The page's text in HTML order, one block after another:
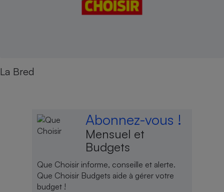
La Bred
Abonnez-vous !
Mensuel et
Budgets
Que Choisir informe, conseille et alerte.
Que Choisir Budgets aide à gérer votre
budget !